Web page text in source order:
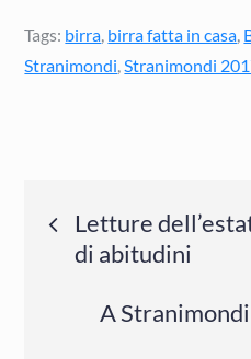
Tags: birra birra fatta in casa
Stranimondi Stranimondi
articoli
Letture
di abitudini
A